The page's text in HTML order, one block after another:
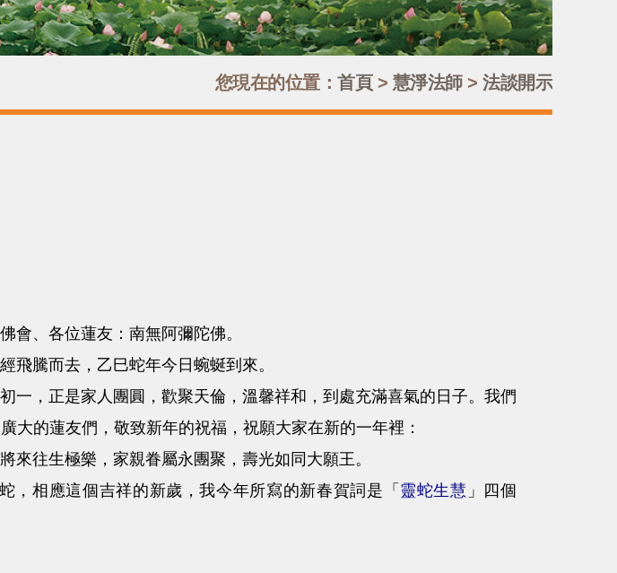
您現在的位置： 首頁> 慧淨法師> 法談開示
、各位蓮友：南無阿彌陀佛。
騰而去，乙巳蛇年今日蜿蜒到來。
，正是家人團圓，歡聚天倫，溫馨祥和，到處充滿喜氣的日子。我們
大的蓮友們，敬致新年的祝福，祝願大家在新的一年裡：
往生極樂，家親眷屬永團聚，壽光如同大願王。
相應這個吉祥的新歲，我今年所寫的新春賀詞是「 靈蛇生慧 」四個